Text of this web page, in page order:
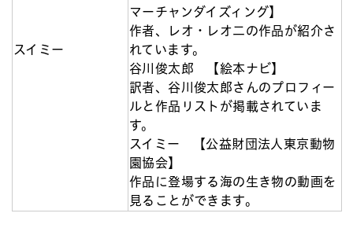
スイミー
マーチャンダイズィング】
作者、レオ・レオ二の作品が紹介さ
れています。
谷川俊太郎 【絵本ナビ】
訳者、谷川俊太郎さんのプロフィー
ルと作品リストが掲載されていま
す。
スイミー 【公益財団法人東京動物
園協会】
作品に登場する海の生き物の動画を
見ることができます。